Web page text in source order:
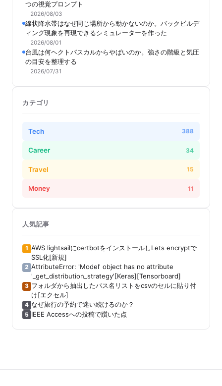
つの視覚プロンプト
2026/08/03
線状降水帯はなぜ同じ場所から動かないのか。バックビルデ
ィング現象を再現できるシミュレーターを作った
2026/08/01
台風は何ヘクトパスカルからやばいのか。強さの階級と気圧
の目安を整理する
2026/07/31
カテゴリ
Tech 388
Career 34
Travel 15
Money 11
人気記事
1 AWS lightsailにcertbotをインストールしLets encryptで
SSL化[新規]
2 AttributeError: 'Model' object has no attribute
'_get_distribution_strategy'[Keras][Tensorboard]
3 フォルダから抽出したパス名リストをcsvのセルに貼り付
け[エクセル]
4 なぜ旅行の予約で迷い続けるのか？
5 IEEE Accessへの投稿で躓いた点